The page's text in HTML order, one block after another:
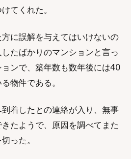
てくれた。
に誤解を与えてはいけないの
たばかりのマンションと言っ
ンで、築年数も数年後には40
物件である。
着したとの連絡が入り、無事
たようで、原因を調べてまた
った。